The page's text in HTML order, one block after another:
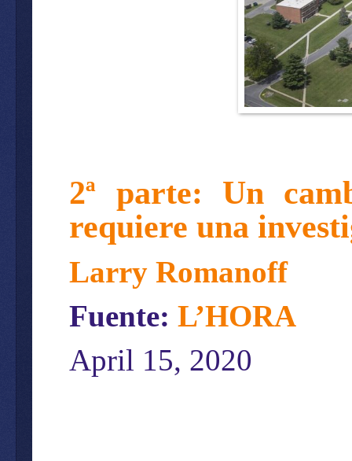
2ª parte: Un
requiere una
Larry Romanoff
Fuente:L’HORA
April 15, 2020